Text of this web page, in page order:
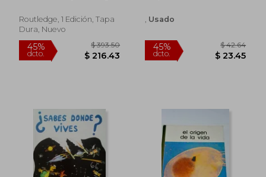
Routledge, 1 Edición, Tapa
Dura, Nuevo
Usado